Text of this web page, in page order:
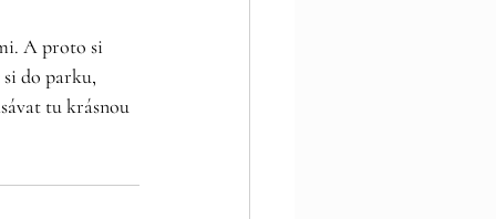
A proto si
do parku,
tu krásnou